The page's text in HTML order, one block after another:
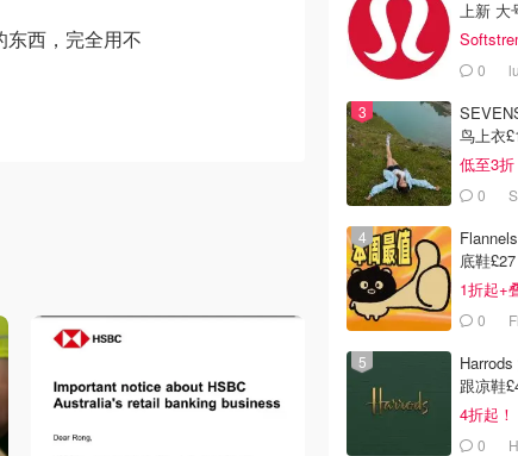
西，完全用不
上新 大
0
鸟上衣
低至3
0
底鞋
£63
1折起+
0
跟凉鞋
4折起！
0